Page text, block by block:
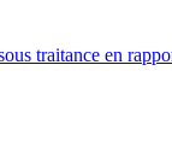
traitance en